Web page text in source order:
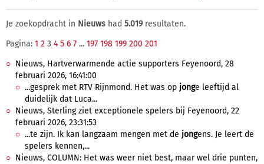
Je zoekopdracht in Nieuws had 5.019resultaten.
Pagina: 1 2 3 4 5 6 7 ... 197 198 199 200 201
Nieuws, Hartverwarmende actie supporters Feyenoord, 28
februari 2026, 16:41:00
...gesprek met RTV Rijnmond. Het was op jonge leeftijd al
duidelijk dat Luca...
Nieuws, Sterling ziet exceptionele spelers bij Feyenoord, 22
februari 2026, 23:31:53
...te zijn. Ik kan langzaam mengen met de jongens. Je leert de
spelers kennen,...
Nieuws, COLUMN: Het was weer niet best, maar wel drie punten,